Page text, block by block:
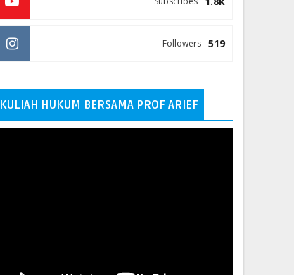
519
Followers
KULIAH HUKUM BERSAMA PROF ARIEF